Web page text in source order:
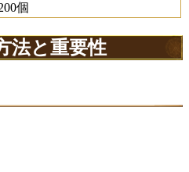
個
法と重要性